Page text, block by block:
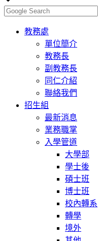
Toggle
navigation
教務處
單位簡介
教務長
副教務長
同仁介紹
聯絡我們
招生組
最新消息
業務職掌
入學管道
大學部
學士後
碩士班
博士班
校內轉系
轉學
境外